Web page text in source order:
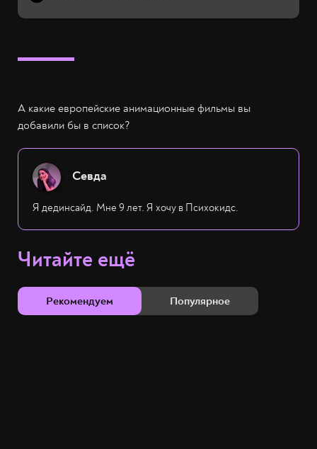
А какие европейские анимационные фильмы вы
добавили бы в список?
Севда
Я дединсайд. Мне 9 лет. Я хочу в Психокидс.
Читайте ещё
Рекомендуем Популярное